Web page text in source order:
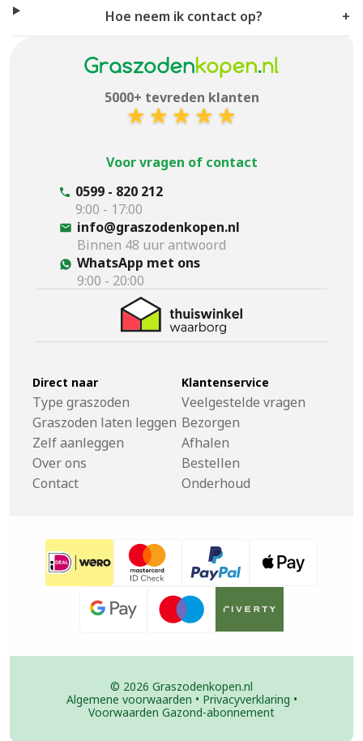
Hoe neem ik contact op? +
5000+ tevreden klanten
Voor vragen of contact
0599 - 820 212
9:00 - 17:00
info@graszodenkopen.nl
Binnen 48 uur antwoord
WhatsApp met ons
9:00 - 20:00
Direct naar
Type graszoden
Graszoden laten leggen
Zelf aanleggen
Over ons
Contact
Klantenservice
Veelgestelde vragen
Bezorgen
Afhalen
Bestellen
Onderhoud
© 2026 Graszodenkopen.nl
Algemene voorwaarden • Privacyverklaring •
Voorwaarden Gazond-abonnement